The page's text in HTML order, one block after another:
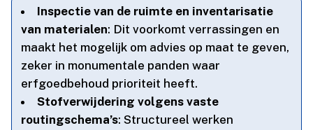
Inspectie van de ruimte en inventarisatie
van materialen: Dit voorkomt verrassingen en
maakt het mogelijk om advies op maat te geven,
zeker in monumentale panden waar
erfgoedbehoud prioriteit heeft.​
Stofverwijdering volgens vaste
routingschema’s: Structureel werken